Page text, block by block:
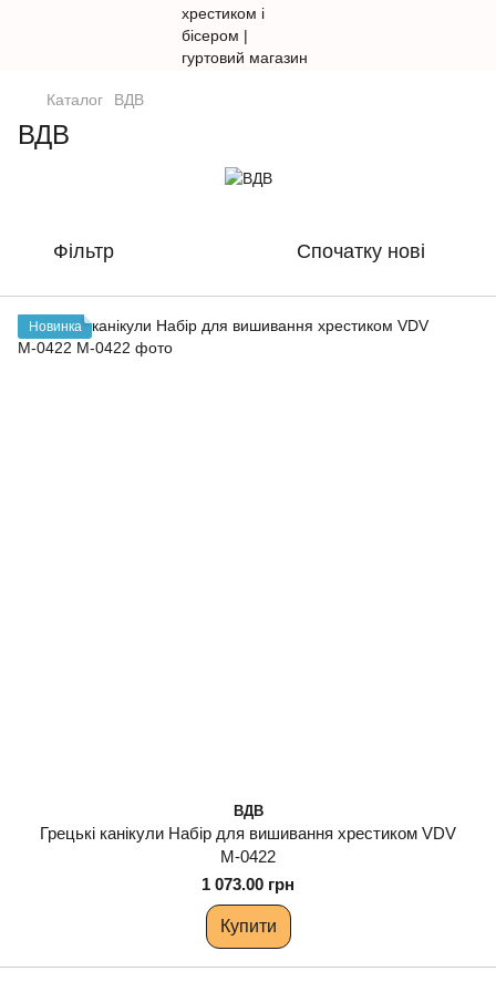
Каталог ВДВ
ВДВ
Фільтр Спочатку нові
Новинка
ВДВ
Грецькі канікули Набір для вишивання хрестиком VDV
М-0422
1 073.00 грн
Купити